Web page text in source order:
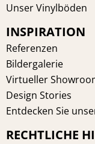
Unser Vinylböden
INSPIRATION
Referenzen
Bildergalerie
Virtueller
Design Stories
Entdecken Sie
RECHTLICHE